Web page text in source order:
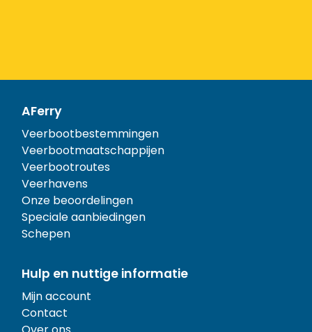
AFerry
Veerbootbestemmingen
Veerbootmaatschappijen
Veerbootroutes
Veerhavens
Onze beoordelingen
Speciale aanbiedingen
Schepen
Hulp en nuttige informatie
Mijn account
Contact